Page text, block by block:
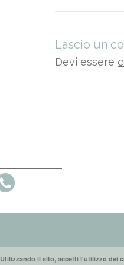
Lascio un
Devi essere
Utilizzando il sito, accetti l'utilizzo dei